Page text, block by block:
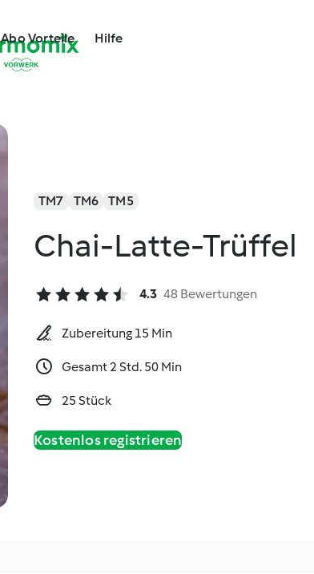
Abo Vorteile Hilfe
TM7 TM6 TM5
Chai-Latte-Trüffel
4.3 48 Bewertungen
Zubereitung 15 Min
Gesamt 2 Std. 50 Min
25 Stück
Kostenlos registrieren